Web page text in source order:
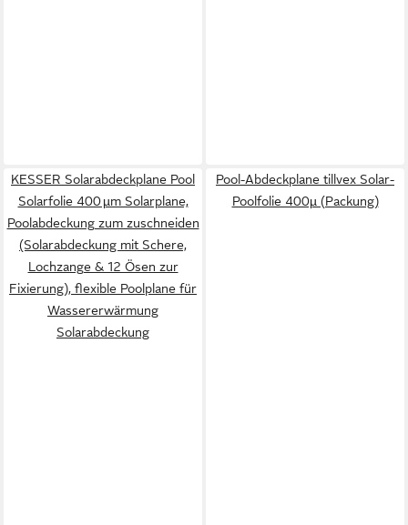
KESSER Solarabdeckplane Pool
Solarfolie 400 µm Solarplane,
Poolabdeckung zum zuschneiden
(Solarabdeckung mit Schere,
Lochzange & 12 Ösen zur
Fixierung), flexible Poolplane für
Wassererwärmung
Solarabdeckung
Pool-Abdeckplane tillvex Solar-
Poolfolie 400µ (Packung)